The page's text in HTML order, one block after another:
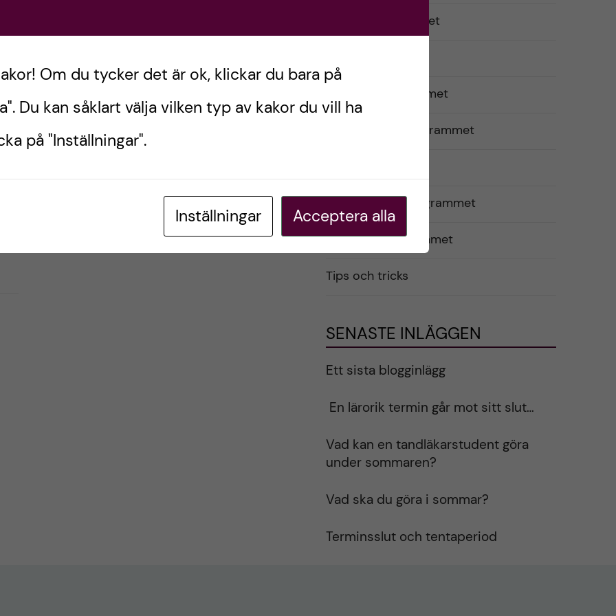
Optikerprogrammet
Psykologprogrammet
Sjuksköterskeprogrammet
Tandhygienistprogrammet
Tandläkarprogrammet
Tips och tricks
SENASTE INLÄGGEN
Ett sista blogginlägg
En lärorik termin går mot sitt slut…
Vad kan en tandläkarstudent göra
under sommaren?
Vad ska du göra i sommar?
Terminsslut och tentaperiod
Om du tycker det är ok, klickar du bara på
Du kan såklart välja vilken typ av kakor du vill ha
på "Inställningar".
Inställningar Acceptera alla